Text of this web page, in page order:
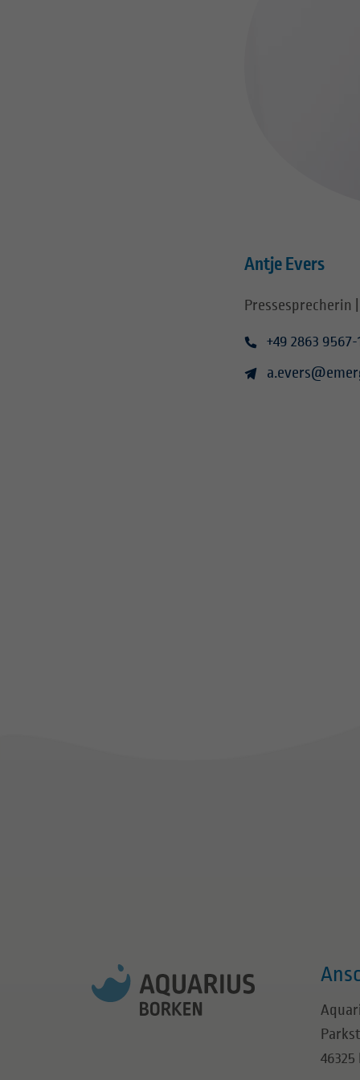
Antje Evers
+49 2863 9567-
46325